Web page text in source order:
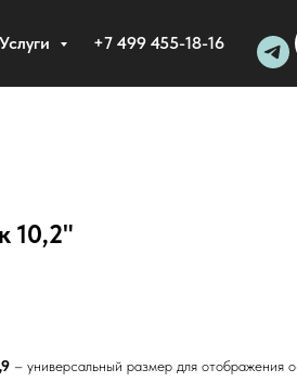
Услуги +7 499 455-18-16
10,2"
– универсальный размер для отображения